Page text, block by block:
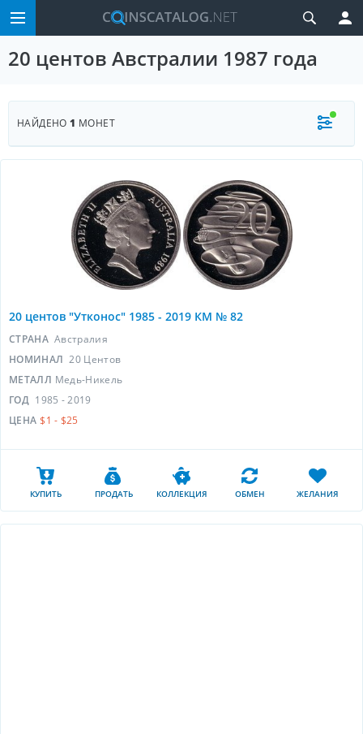
20 центов Австралии 1987 года
НАЙДЕНО1 МОНЕТ
20 центов "Утконос" 1985 - 2019 КМ № 82
СТРАНА Австралия
НОМИНАЛ 20 Центов
МЕТАЛЛ Медь-Никель
ГОД 1985 - 2019
ЦЕНА $1 - $25
КУПИТЬ ПРОДАТЬ КОЛЛЕКЦИЯ ОБМЕН ЖЕЛАНИЯ